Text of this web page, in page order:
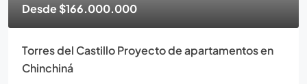
Desde$263.000.000
Senderos del Castillo Proyecto de apartamentos
en Chinchiná